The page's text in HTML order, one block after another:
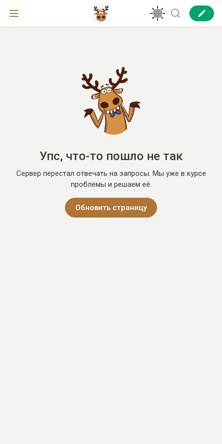
Упс, что-то пошло не так
Сервер перестал отвечать на запросы. Мы уже в курсе
проблемы и решаем её.
Обновить страницу